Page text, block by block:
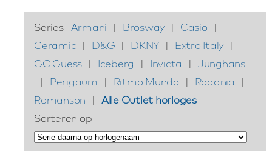
Series Armani | Brosway | Casio
|
Ceramic | D&G | DKNY | Extro Italy |
GC Guess | Iceberg | Invicta | Junghans
|
Perigaum | Ritmo Mundo | Rodania
|
Romanson
| Alle Outlet horloges
Sorteren op